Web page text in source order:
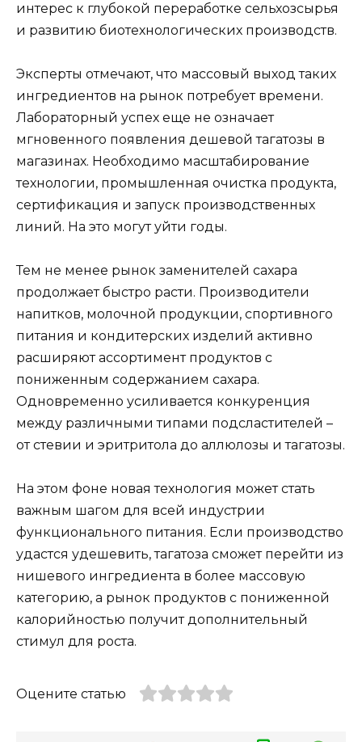
интерес к глубокой переработке сельхозсырья
и развитию биотехнологических производств.
Эксперты отмечают, что массовый выход таких
ингредиентов на рынок потребует времени.
Лабораторный успех еще не означает
мгновенного появления дешевой тагатозы в
магазинах. Необходимо масштабирование
технологии, промышленная очистка продукта,
сертификация и запуск производственных
линий. На это могут уйти годы.
Тем не менее рынок заменителей сахара
продолжает быстро расти. Производители
напитков, молочной продукции, спортивного
питания и кондитерских изделий активно
расширяют ассортимент продуктов с
пониженным содержанием сахара.
Одновременно усиливается конкуренция
между различными типами подсластителей –
от стевии и эритритола до аллюлозы и тагатозы.
На этом фоне новая технология может стать
важным шагом для всей индустрии
функционального питания. Если производство
удастся удешевить, тагатоза сможет перейти из
нишевого ингредиента в более массовую
категорию, а рынок продуктов с пониженной
калорийностью получит дополнительный
стимул для роста.
Оцените статью